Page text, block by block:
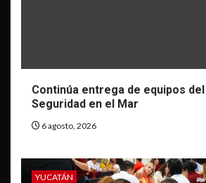
Continúa entrega de equipos
Seguridad en el Mar
6 agosto, 2026
YUCATÁN